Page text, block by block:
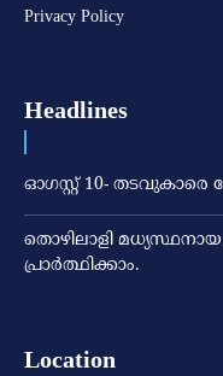
Privacy Policy
Headlines
ഓഗസ്റ്റ് 10- തടവുകാരെ
തൊഴിലാളി
പ്രാര്‍ത്ഥിക്കാം.
Location